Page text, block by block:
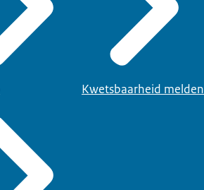
Kwetsbaarheid melden